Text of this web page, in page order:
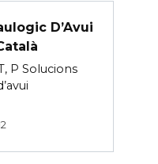
D’Avui
P Solucions